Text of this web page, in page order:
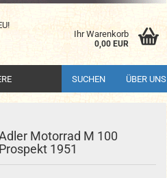
Ihr Warenkorb
0,00 EUR
SUCHEN ÜBER UNS
Motorrad M 100
Prospekt 1951